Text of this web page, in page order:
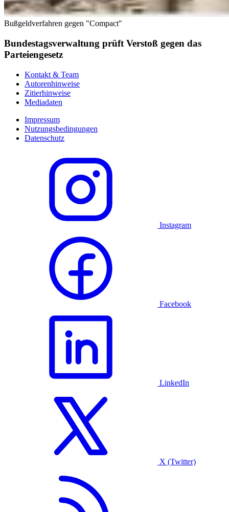
Bußgeldverfahren gegen "Compact"
Bundestagsverwaltung prüft Verstoß gegen das
Parteiengesetz
Kontakt & Team
Autorenhinweise
Zitierhinweise
Mediadaten
Impressum
Nutzungsbedingungen
Datenschutz
Instagram
Facebook
LinkedIn
X (Twitter)